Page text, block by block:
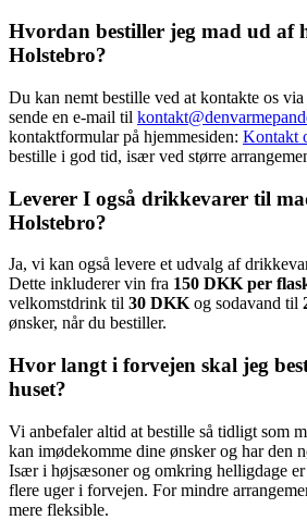
Hvordan bestiller jeg mad ud af
Holstebro?
Du kan nemt bestille ved at kontakte os via
sende en e-mail til
kontaktformular på hjemmesiden: Kontakt
bestille i god tid, især ved større
Leverer I også drikkevarer til
Holstebro?
Ja, vi kan også levere et udvalg af
Dette inkluderer vin fra 150 DKK per
velkomstdrink til 30 DKK og sodavand til
ønsker, når du bestiller.
Hvor langt i forvejen skal jeg
huset?
Vi anbefaler altid at bestille så tidligt som
kan imødekomme dine ønsker og har den
Især i højsæsoner og omkring helligdage
flere uger i forvejen. For mindre
mere fleksible.